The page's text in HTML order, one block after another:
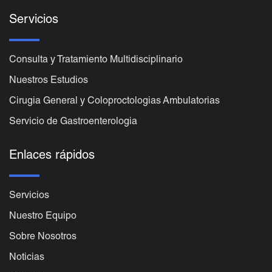
Servicios
Consulta y Tratamiento Multidisciplinario
Nuestros Estudios
Cirugia General y Coloproctologias Ambulatorias
Servicio de Gastroenterologia
Enlaces rápidos
Servicios
Nuestro Equipo
Sobre Nosotros
Noticias